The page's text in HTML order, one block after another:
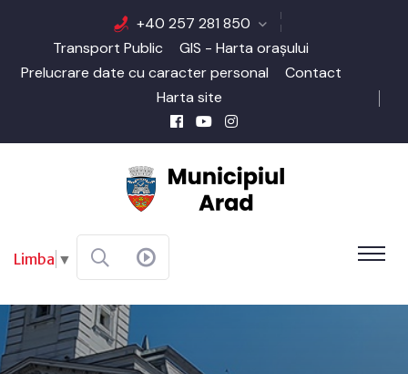
+40 257 281 850
Transport Public
GIS - Harta orașului
Prelucrare date cu caracter personal
Contact
Harta site
Limba ▼